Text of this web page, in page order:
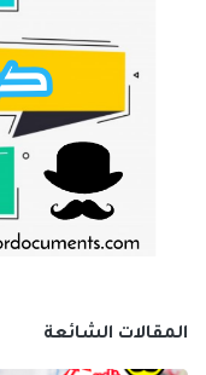
المقالات الشائعة